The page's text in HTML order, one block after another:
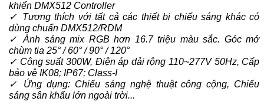
khiển DMX512 Controller
✓ Tương thích với tất cả các thiết bị chiếu sáng khác có
dùng chuẩn DMX512/RDM
✓ Ánh sáng mix RGB hơn 16.7 triệu màu sắc. Góc mở
chùm tia 25° / 60° / 90° / 120°
✓ Công suất 300W, Điện áp dải rộng 110~277V 50Hz, Cấp
bảo vệ IK08; IP67; Class-I
✓ Ứng dụng: Chiếu sáng nghệ thuật công cộng, Chiếu
sáng sân khấu lớn ngoài trời...